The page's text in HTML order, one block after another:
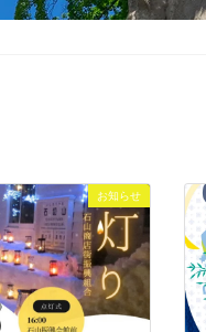
お知らせ